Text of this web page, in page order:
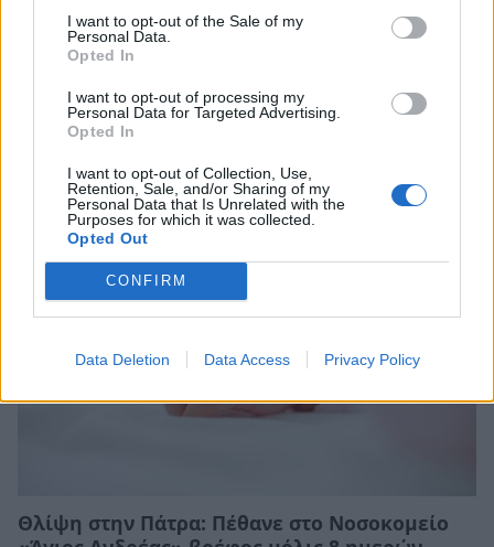
I want to opt-out of the Sale of my
Personal Data.
Opted In
I want to opt-out of processing my
Personal Data for Targeted Advertising.
Opted In
I want to opt-out of Collection, Use,
Retention, Sale, and/or Sharing of my
Personal Data that Is Unrelated with the
Purposes for which it was collected.
Opted Out
CONFIRM
Data Deletion Data Access Privacy Policy
Σχετικά Άρθρα
Θλίψη στην Πάτρα: Πέθανε στο Νοσοκομείο